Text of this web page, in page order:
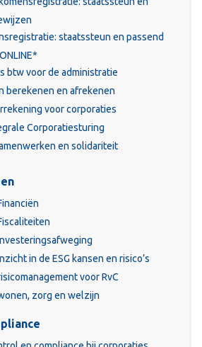
staatssteun en passend
btw voor de administratie
berekenen en afrekenen
voor corporaties
Corporatiesturing
en solidariteit
in de ESG kansen en risico’s
voor RvC
zorg en welzijn